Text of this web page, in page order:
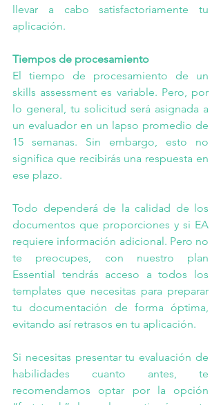
llevar a cabo satisfactoriamente tu
aplicación.
Tiempos de procesamiento
El tiempo de procesamiento de un
skills assessment es variable. Pero, por
lo general, tu solicitud será asignada a
un evaluador en un lapso promedio de
15 semanas. Sin embargo, esto no
significa que recibirás una respuesta en
ese plazo.
Todo dependerá de la calidad de los
documentos que proporciones y si EA
requiere información adicional. Pero no
te preocupes, con nuestro plan
Essential tendrás acceso a todos los
templates que necesitas para preparar
tu documentación de forma óptima,
evitando así retrasos en tu aplicación.
Si necesitas presentar tu evaluación de
habilidades cuanto antes, te
recomendamos optar por la opción